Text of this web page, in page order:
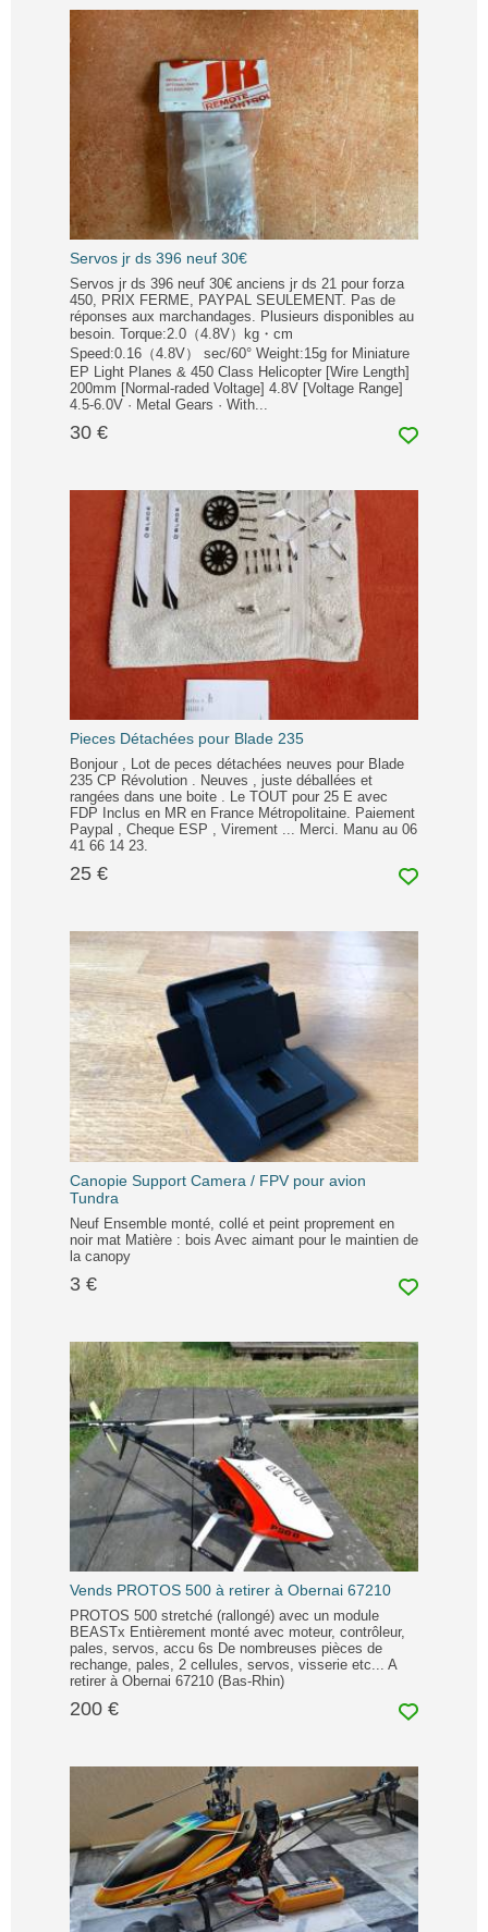
Servos jr ds 396 neuf 30€
Servos jr ds 396 neuf 30€ anciens jr ds 21 pour forza
450, PRIX FERME, PAYPAL SEULEMENT. Pas de
réponses aux marchandages. Plusieurs disponibles au
besoin. Torque:2.0（4.8V）kg・cm
Speed:0.16（4.8V） sec/60° Weight:15g for Miniature
EP Light Planes & 450 Class Helicopter [Wire Length]
200mm [Normal-raded Voltage] 4.8V [Voltage Range]
4.5-6.0V · Metal Gears · With...
30 €
Pieces Détachées pour Blade 235
Bonjour , Lot de peces détachées neuves pour Blade
235 CP Révolution . Neuves , juste déballées et
rangées dans une boite . Le TOUT pour 25 E avec
FDP Inclus en MR en France Métropolitaine. Paiement
Paypal , Cheque ESP , Virement ... Merci. Manu au 06
41 66 14 23.
25 €
Canopie Support Camera / FPV pour avion
Tundra
Neuf Ensemble monté, collé et peint proprement en
noir mat Matière : bois Avec aimant pour le maintien de
la canopy
3 €
Vends PROTOS 500 à retirer à Obernai 67210
PROTOS 500 stretché (rallongé) avec un module
BEASTx Entièrement monté avec moteur, contrôleur,
pales, servos, accu 6s De nombreuses pièces de
rechange, pales, 2 cellules, servos, visserie etc... A
retirer à Obernai 67210 (Bas-Rhin)
200 €